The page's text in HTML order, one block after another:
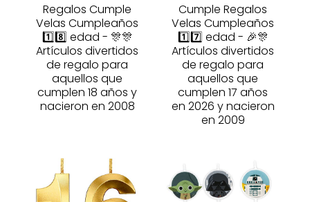
Regalos Cumple
Velas Cumpleaños
1️⃣8️⃣ edad - 🎊🎊
Artículos divertidos
de regalo para
aquellos que
cumplen 18 años y
nacieron en 2008
Cumple Regalos
Velas Cumpleaños
1️⃣7️⃣ edad - 🎉🎊
Artículos divertidos
de regalo para
aquellos que
cumplen 17 años
en 2026 y nacieron
en 2009